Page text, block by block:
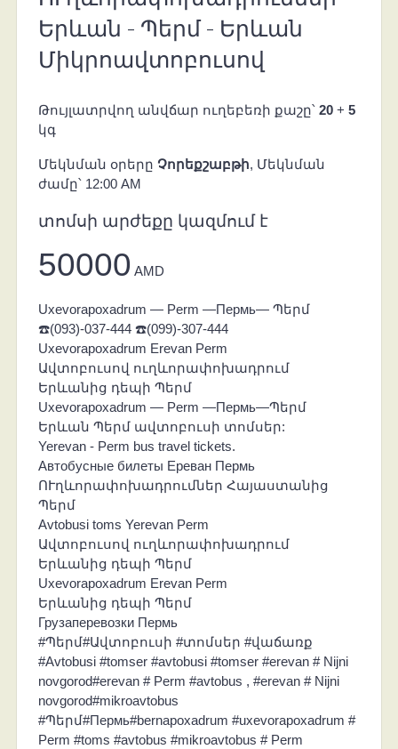
Երևան - Պերմ - Երևան
Միկրոավտոբուսով
Թույլատրվող անվճար ուղեբեռի քաշը՝ 20+ 5
կգ
Մեկնման օրերը Չորեքշաբթի, Մեկնման
ժամը՝ 12:00 AM
տոմսի արժեքը կազմում է
50000 AMD
Uxevorapoxadrum — Perm —Пермь— Պերմ
☎️(093)-037-444 ☎️(099)-307-444
Uxevorapoxadrum Erevan Perm
Ավտոբուսով ուղևորափոխադրում
Երևանից դեպի Պերմ
Uxevorapoxadrum — Perm —Пермь—Պերմ
Երևան Պերմ ավտոբուսի տոմսեր:
Yerevan - Perm bus travel tickets.
Автобусные билеты Ереван Пермь
ՈՒղևորափոխադրումներ Հայաստանից
Պերմ
Avtobusi toms Yerevan Perm
Ավտոբուսով ուղևորափոխադրում
Երևանից դեպի Պերմ
Uxevorapoxadrum Erevan Perm
Երևանից դեպի Պերմ
Грузаперевозки Пермь
#Պերմ#Ավտոբուսի #տոմսեր #վաճառք
#Avtobusi #tomser #avtobusi #tomser #erevan # Nijni
novgorod#erevan # Perm #avtobus , #erevan # Nijni
novgorod#mikroavtobus
#Պերմ#Пермь#bernapoxadrum #uxevorapoxadrum #
Perm #toms #avtobus #mikroavtobus # Perm